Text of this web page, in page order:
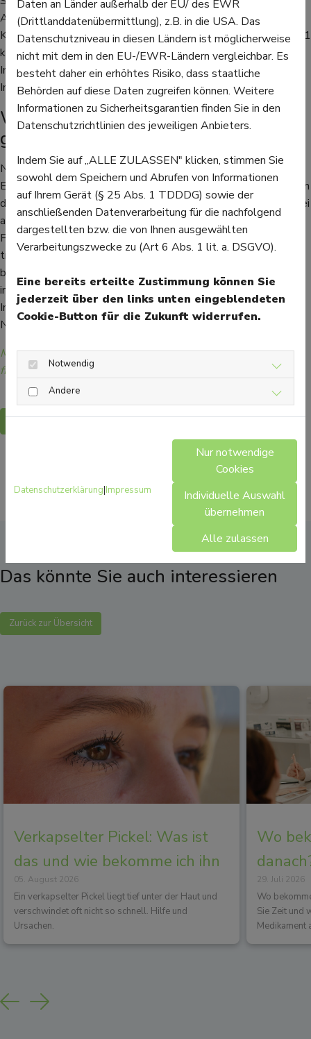
Zurück
Atemwege wie Asthma, Herz-Kreislauf-Schäden oder
Krankheiten an Niere und Leber, Auch Personen mit Trisomie 21
können stärker von einer Covid-Erkrankung betroffen sein. Die
Impfung bietet hier einen gewissen Schutz, indem das
Immunsystem besser auf das Coronavirus vorbereitet ist.
Welche möglichen Nebenwirkungen
gibt es?
Nebenwirkungen sind bei Kindern kaum festgestellt worden.
Einige Kinder hatten in den Studien zur Zulassung Schmerzen an
der Einstichstelle, waren müde oder hatten Kopfschmerzen. Bei
anderen traten vorübergehend Schüttelfrost und Fieber auf.
Falls ein Kind bereits an Covid erkrankt war, sollte es sich
trotzdem impfen lassen. Allerdings sollte da die Infektion
bereits mindestens drei Monate zurückliegen. Wer sein Kind
impfen lassen will, kann das beim Arzt oder in einem
Impfzentrum tun. Hier wird auch über die möglichen
Nebenwirkungen aufgeklärt.
Mehr Gesundheitsinformationen zum Thema Coronavirus
finden Sie hier.
Das könnte Sie auch interessieren
Zurück zur Übersicht
Verkapselter Pickel: Was ist
das und wie bekomme ich ihn
los?
05. August 2026
Ein verkapselter Pickel liegt tief unter der Haut und
verschwindet oft nicht so schnell. Hilfe und
Ursachen.
Wo
29. Juli 2026
Wo
Sie Zeit und
Medikament
Previous
Next
Daten an Länder außerhalb der EU/ des EWR
(Drittlanddatenübermittlung), z.B. in die USA. Das
Datenschutzniveau in diesen Ländern ist möglicherweise
nicht mit dem in den EU-/EWR-Ländern vergleichbar. Es
besteht daher ein erhöhtes Risiko, dass staatliche
Behörden auf diese Daten zugreifen können. Weitere
Informationen zu Sicherheitsgarantien finden Sie in den
Datenschutzrichtlinien des jeweiligen Anbieters.
Indem Sie auf „ALLE ZULASSEN" klicken, stimmen Sie
sowohl dem Speichern und Abrufen von Informationen
auf Ihrem Gerät (§ 25 Abs. 1 TDDDG) sowie der
anschließenden Datenverarbeitung für die nachfolgend
dargestellten bzw. die von Ihnen ausgewählten
Verarbeitungszwecke zu (Art 6 Abs. 1 lit. a. DSGVO).
Eine bereits erteilte Zustimmung können Sie
jederzeit über den links unten eingeblendeten
Cookie-Button für die Zukunft widerrufen.
Notwendig
Andere
Datenschutzerklärung|Impressum
Nur notwendige
Cookies
Individuelle Auswahl
übernehmen
Alle zulassen